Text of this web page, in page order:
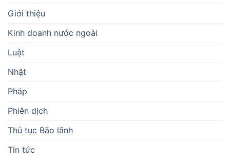
Giới thiệu
Kinh doanh nước ngoài
Luật
Nhật
Pháp
Phiên dịch
Thủ tục Bão lãnh
Tin tức